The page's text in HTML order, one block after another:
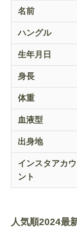
名前
ハングル
生年月日
身長
体重
血液型
出身地
インスタアカウ
ント
人気順2024最